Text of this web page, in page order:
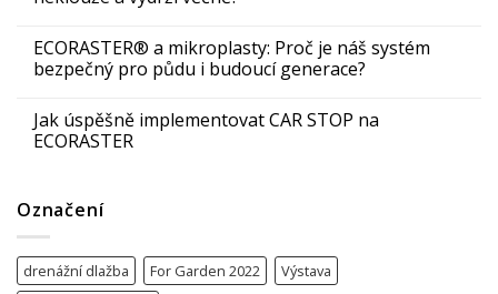
ECORASTER® a mikroplasty: Proč je náš systém
bezpečný pro půdu i budoucí generace?
Jak úspěšně implementovat CAR STOP na
ECORASTER
Označení
drenážní dlažba For Garden 2022
Výstava